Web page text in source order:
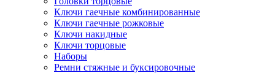
Ключи гаечные комбинированные
Ключи гаечные рожковые
Ключи накидные
Ключи торцовые
Наборы
Ремни стяжные и буксировочные